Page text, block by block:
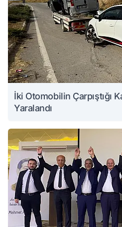
İki Otomobilin Çarpıştığı
Yaralandı